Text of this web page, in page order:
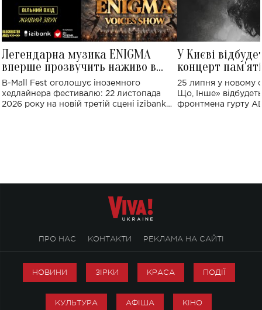
Легендарна музика ENIGMA
вперше прозвучить наживо в
Україні: де відбудеться концерт
B-Mall Fest оголошує іноземного
хедлайнера фестивалю: 22 листопада
2026 року на новій третій сцені izibank
У Києві
концерт
Клименка:
виконають
25 липня у новому
Що, Інше»
фронтмена гурту
ПРО НАС КОНТАКТИ РЕКЛАМА НА САЙТІ
НОВИНИ ЗІРКИ КРАСА ПОДІЇ
КУЛЬТУРА АФІША КІНО